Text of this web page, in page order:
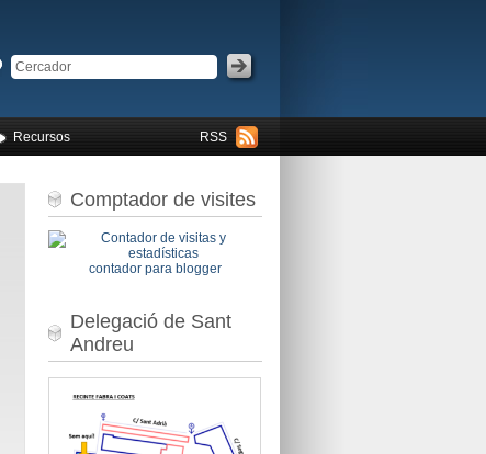
RSS
Recursos
Comptador de visites
contador para blogger
Delegació de Sant
Andreu